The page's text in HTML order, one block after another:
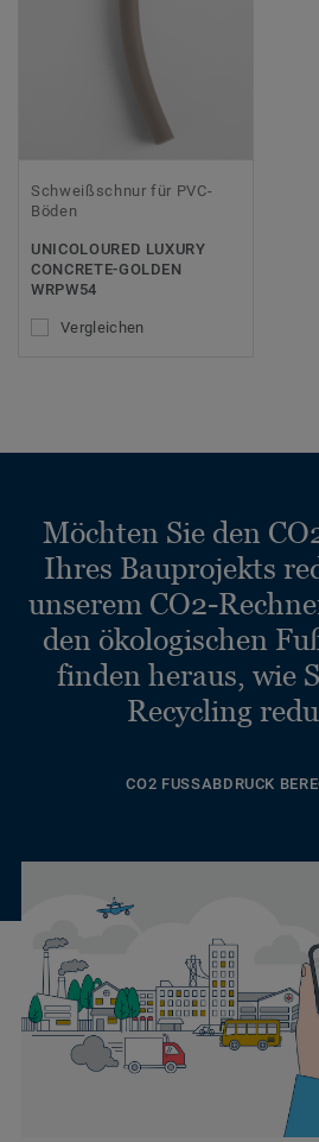
Schweißschnur für PVC-
Böden
UNICOLOURED LUXURY
CONCRETE-GOLDEN
WRPW54
Vergleichen
Möchten Sie den
Ihres Bauprojekts
unserem CO2-
den ökologischen
finden heraus, wie
Recycling
CO2 FUSSABDRUCK